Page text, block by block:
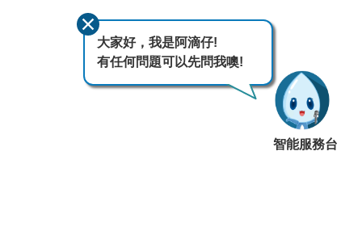
大家好，我是阿滴仔!
有任何問題可以先問我噢!
智能服務台